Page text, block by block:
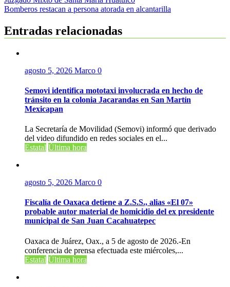
de
Bomberos restacan a persona atorada en alcantarilla
Entradas relacionadas
agosto 5, 2026 Marco 0
Semovi identifica mototaxi involucrada en hecho de
tránsito en la colonia Jacarandas en San Martín
Mexicapan
La Secretaría de Movilidad (Semovi) informó que derivado
del video difundido en redes sociales en el...
Estatal Última hora
agosto 5, 2026 Marco 0
Fiscalía de Oaxaca detiene a Z.S.S., alias «El 07»
probable autor material de homicidio del ex presidente
municipal de San Juan Cacahuatepec
Oaxaca de Juárez, Oax., a 5 de agosto de 2026.-En
conferencia de prensa efectuada este miércoles,...
Estatal Última hora